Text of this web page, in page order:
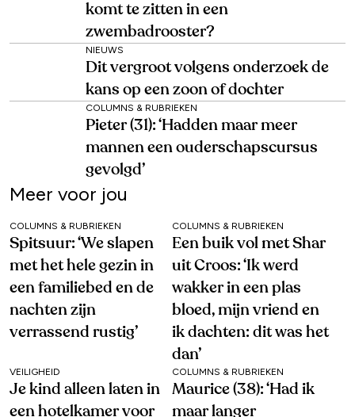
komt te zitten in een
zwembadrooster?
NIEUWS
Dit vergroot volgens onderzoek de
kans op een zoon of dochter
COLUMNS & RUBRIEKEN
Pieter (31): ‘Hadden maar meer
mannen een ouderschapscursus
gevolgd’
Meer voor jou
COLUMNS & RUBRIEKEN
Spitsuur: ‘We slapen
met het hele gezin in
een familiebed en de
nachten zijn
verrassend rustig’
COLUMNS & RUBRIEKEN
Een buik vol met Shar
uit Croos: ‘Ik werd
wakker in een plas
bloed, mijn vriend en
ik dachten: dit was het
dan’
VEILIGHEID
Je kind alleen laten in
een hotelkamer voor
COLUMNS & RUBRIEKEN
Maurice (38): ‘Had ik
maar langer